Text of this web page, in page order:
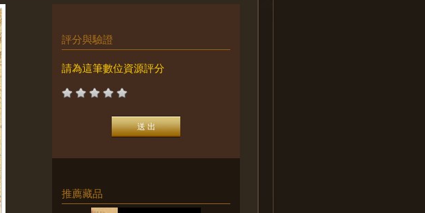
評分與驗證
請為這筆數位資源評分
推薦藏品